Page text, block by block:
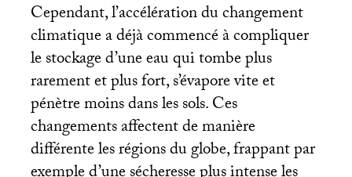
Cependant, l’accélération du changement
climatique a déjà commencé à compliquer
le stockage d’une eau qui tombe plus
rarement et plus fort, s’évapore vite et
pénètre moins dans les sols. Ces
changements affectent de manière
différente les régions du globe, frappant par